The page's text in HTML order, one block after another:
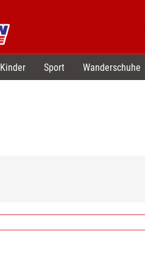
Kinder Sport Wanderschuhe